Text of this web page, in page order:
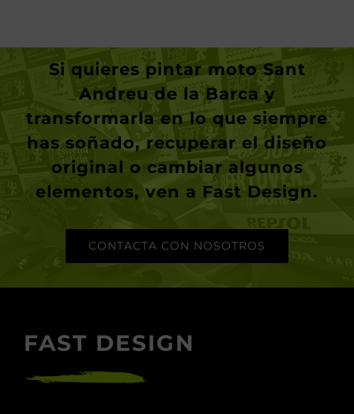
Si quierespintar moto Sant
Andreu de la Barca y
transformarla en lo que siempre
has soñado, recuperar el diseño
original o cambiar algunos
elementos, ven a Fast Design.